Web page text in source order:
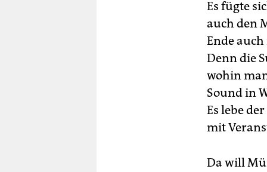
Es fügte
auch den
Ende
Denn die
wohin
Sound in
Es lebe
mit
Da will